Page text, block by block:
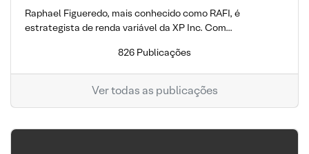
Raphael Figueredo, mais conhecido como RAFI, é
estrategista de renda variável da XP Inc. Com...
826 Publicações
Ver todas as publicações